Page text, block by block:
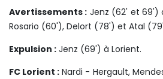
Avertissements : Jenz (62' et 69')
Rosario (60'), Delort (78') et Atal
Expulsion : Jenz (69') à Lorient.
FC Lorient : Nardi - Hergault,